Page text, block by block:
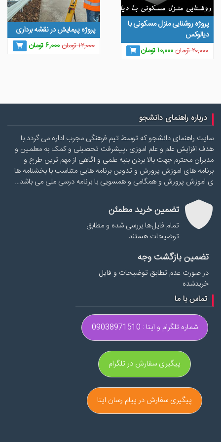
پروژه روشنایی منزل مسکونی با
دیالوکس
۲۰,۰۰۰تومانقیمت
۱۰,۰۰۰تومانقیمت
پروژه پیمایش در نقشه برداری
۱۲,۰۰۰تومانقیمت
۶,۰۰۰تومانقیمت
درباره راهنمای دانشجو
سایت راهنمای دانشجو که توسط تیم فرهنگی مجرب اداره می گردد با
هدف افزایش علم و علم اموزی ،پیشرفت تحصیلی و کمک به معلمین و
مدیران محترم جهت بالا بردن بنیه علمی و اگاهی از مهم ترین طرح و
برنامه های اموزش پرورش و تدوین برنامه هایی متناسب با بخشنامه ها
ی اموزش پرورش و همگامی و همسویی با برنامه درسی ملی می باشد…
تضمین خرید مطمئن
تمام فایل‌ها بررسی شده و مطابق
توضیحات هستند
تضمین بازگشت وجه
در صورت عدم تطابق توضیحات و فایل
خریدشده
تماس با ما
شماره تلگرام و ایتا : 09038971510
پیگیری سفارش در تلگرام
پیگیری سفارش در پیام رسان ایتا